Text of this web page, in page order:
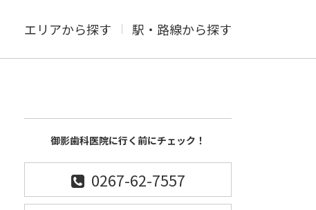
エリアから探す 駅・路線から探す
御影歯科医院に行く前にチェック！
0267-62-7557